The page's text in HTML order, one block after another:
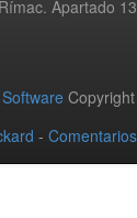
Apartado
- Comentarios